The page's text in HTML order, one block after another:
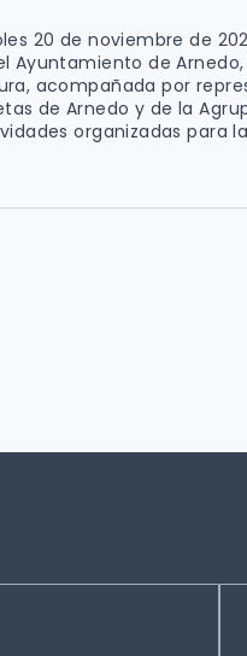
20 de noviembre de
Ayuntamiento de
acompañada por
de Arnedo y de la
organizadas para